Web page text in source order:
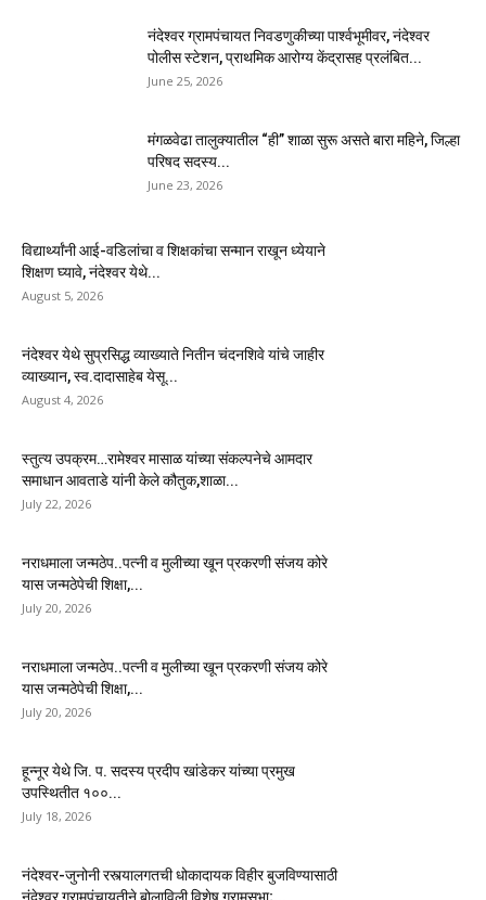
नंदेश्वर ग्रामपंचायत निवडणुकीच्या पार्श्वभूमीवर, नंदेश्वर
पोलीस स्टेशन, प्राथमिक आरोग्य केंद्रासह प्रलंबित...
June 25, 2026
मंगळवेढा तालुक्यातील “ही” शाळा सुरू असते बारा महिने, जिल्हा
परिषद सदस्य...
June 23, 2026
विद्यार्थ्यांनी आई-वडिलांचा व शिक्षकांचा सन्मान राखून ध्येयाने
शिक्षण घ्यावे, नंदेश्वर येथे...
August 5, 2026
नंदेश्वर येथे सुप्रसिद्ध व्याख्याते नितीन चंदनशिवे यांचे जाहीर
व्याख्यान, स्व.दादासाहेब येसू...
August 4, 2026
स्तुत्य उपक्रम…रामेश्वर मासाळ यांच्या संकल्पनेचे आमदार
समाधान आवताडे यांनी केले कौतुक,शाळा...
July 22, 2026
नराधमाला जन्मठेप..पत्नी व मुलीच्या खून प्रकरणी संजय कोरे
यास जन्मठेपेची शिक्षा,...
July 20, 2026
नराधमाला जन्मठेप..पत्नी व मुलीच्या खून प्रकरणी संजय कोरे
यास जन्मठेपेची शिक्षा,...
July 20, 2026
हून्नूर येथे जि. प. सदस्य प्रदीप खांडेकर यांच्या प्रमुख
उपस्थितीत १००...
July 18, 2026
नंदेश्वर-जुनोनी रस्त्यालगतची धोकादायक विहीर बुजविण्यासाठी